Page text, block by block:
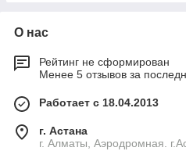
О нас
Рейтинг не сформирован
Менее 5 отзывов за
Работает с 18.04.2013
г. Астана
г. Алматы, Аэродромная.